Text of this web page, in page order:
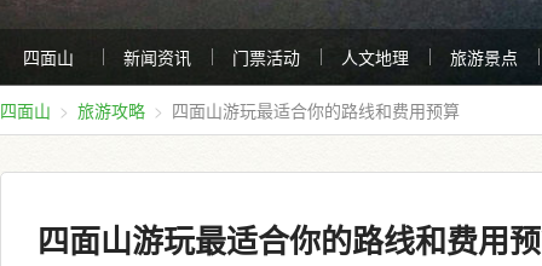
四面山 新闻资讯 门票活动 人文地理 旅游景点
四面山 旅游攻略 四面山游玩最适合你的路线和费用预算
四面山游玩最适合你的路线和费用